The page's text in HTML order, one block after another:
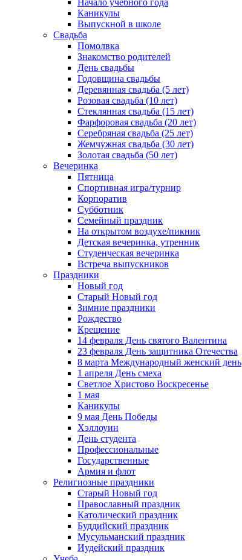
Начало учебного года
Каникулы
Выпускной в школе
Свадьба
Помолвка
Знакомство родителей
День свадьбы
Годовщина свадьбы
Деревянная свадьба (5 лет)
Розовая свадьба (10 лет)
Стеклянная свадьба (15 лет)
Фарфоровая свадьба (20 лет)
Серебряная свадьба (25 лет)
Жемчужная свадьба (30 лет)
Золотая свадьба (50 лет)
Вечеринка
Пятница
Спортивная игра/турнир
Корпоратив
Субботник
Семейный праздник
На открытом воздухе/пикник
Детская вечеринка, утренник
Студенческая вечеринка
Встреча выпускников
Праздники
Новый год
Старый Новый год
Зимние праздники
Рождество
Крещение
14 февраля День святого Валентина
23 февраля День защитника Отечества
8 марта Международный женский день
1 апреля День смеха
Светлое Христово Воскресенье
1 мая
Каникулы
9 мая День Победы
Хэллоуин
День студента
Профессиональные
Государственные
Армия и флот
Религиозные праздники
Старый Новый год
Православный праздник
Католический праздник
Буддийский праздник
Мусульманский праздник
Иудейский праздник